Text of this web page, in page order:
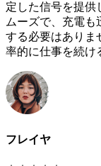
定した信号を提供
ムーズで、充電
する必要はありま
率的に仕事を続け
フレイヤ